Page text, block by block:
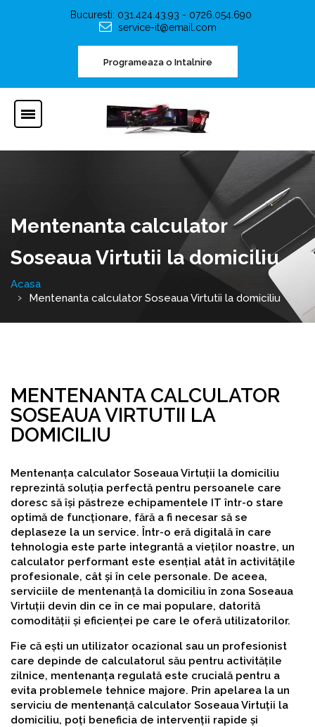
Bucuresti: 031.424.43.93 - 0726.054.690
service-it@email.com
Programeaza o Intalnire
Mentenanta calculator
Soseaua Virtutii la domiciliu
Acasa
Mentenanta calculator Soseaua Virtutii la domiciliu
MENTENANTA CALCULATOR
SOSEAUA VIRTUTII LA
DOMICILIU
Mentenanța calculator Soseaua Virtuții la domiciliu
reprezintă soluția perfectă pentru persoanele care
doresc să își păstreze echipamentele IT într-o stare
optimă de funcționare, fără a fi necesar să se
deplaseze la un service. Într-o eră digitală în care
tehnologia este parte integrantă a vieților noastre, un
calculator performant este esențial atât în activitățile
profesionale, cât și în cele personale. De aceea,
serviciile de mentenanță la domiciliu în zona Soseaua
Virtuții devin din ce în ce mai populare, datorită
comodității și eficienței pe care le oferă utilizatorilor.
Fie că ești un utilizator ocazional sau un profesionist
care depinde de calculatorul său pentru activitățile
zilnice, mentenanța regulată este crucială pentru a
evita problemele tehnice majore. Prin apelarea la un
serviciu de mentenanță calculator Soseaua Virtuții la
domiciliu, poți beneficia de intervenții rapide și